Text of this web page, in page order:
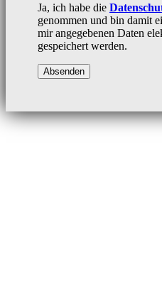
Ja, ich habe die
genommen und bin damit
mir angegebenen Daten
gespeichert werden.